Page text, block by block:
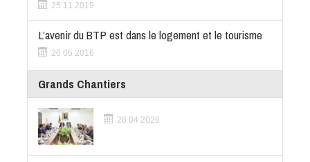
25 11 2019
L’avenir du BTP est dans le logement et le tourisme
26 05 2016
Grands Chantiers
26 04 2026